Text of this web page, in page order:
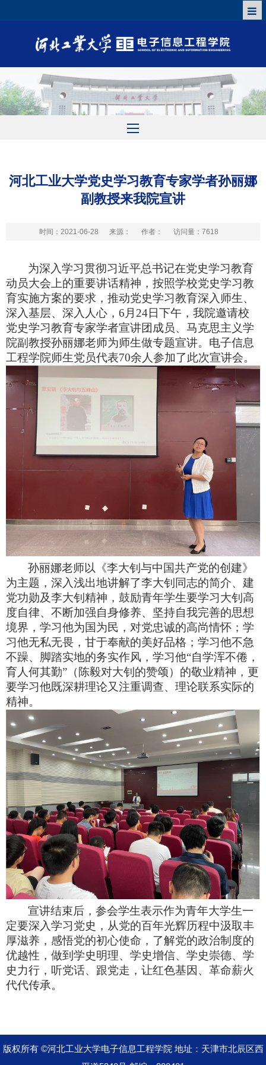
河北工业大学党史学习教育专家学者孙丽娜
副教授来我院宣讲
时间：2021-06-28 来源： 作者： 访问量： 7618
为深入学习贯彻习近平总书记在党史学习教育
动员大会上的重要讲话精神，按照学校党史学习教
育实施方案的要求，推动党史学习教育深入师生、
深入基层、深入人心， 6 月 24日下午，我院邀请校
党史学习教育专家学者宣讲团成员、马克思主义学
院副教授孙丽娜老师为师生做专题宣讲。 电子信息
工程学院师生党员代表70余人参加了此次宣讲会。
孙丽娜老师以《李大钊与中国共产党的创建》
为主题，深入浅出地讲解了李大钊同志的简介、建
党功勋及李大钊精神，鼓励青年学生要学习大钊高
度自律、不断加强自身修养、坚持自我完善的思想
境界，学习他为国为民，对党忠诚的高尚情怀；学
习他无私无畏，甘于奉献的美好品格；学习他不急
不躁、脚踏实地的务实作风，学习他“自学浑不倦，
育人何其勤”（陈毅对大钊的赞颂）的敬业精神，更
要学习他既深耕理论又注重调查、理论联系实际的
精神。
宣讲结束后，参会学生表示作为青年大学生一
定要深入学习党史，从党的百年光辉历程中汲取丰
厚滋养，感悟党的初心使命，了解党的政治制度的
优越性，做到学史明理、学史增信、学史崇德、学
史力行，听党话、跟党走，让红色基因、革命薪火
代代传承。
版权所有 ©河北工业大学电子信息工程学院 地址：天津市北辰区西